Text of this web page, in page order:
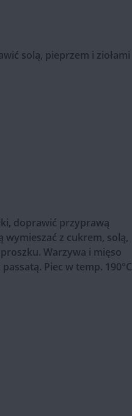
solą, pieprzem i ziołami
doprawić przyprawą
z cukrem, solą,
Warzywa i mięso
Piec w temp. 190°C